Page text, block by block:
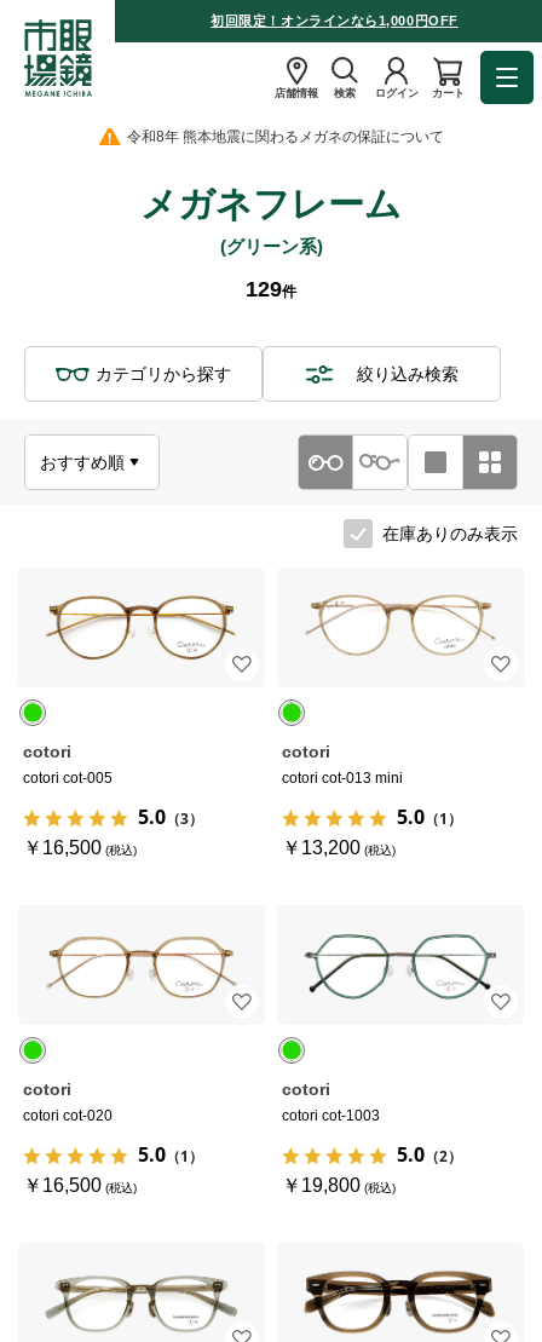
初回限定！オンラインなら1,000円OFF
店舗情報 検索 ログイン カート
令和8年 熊本地震に関わるメガネの保証について
メガネフレーム
(グリーン系)
129件
カテゴリから探す 絞り込み検索
在庫ありのみ表示
cotori
cotori cot-005
5.0 （3）
￥16,500
cotori
cotori cot-013 mini
5.0 （1）
￥13,200
cotori
cotori cot-020
5.0 （1）
￥16,500
cotori
cotori cot-1003
5.0 （2）
￥19,800